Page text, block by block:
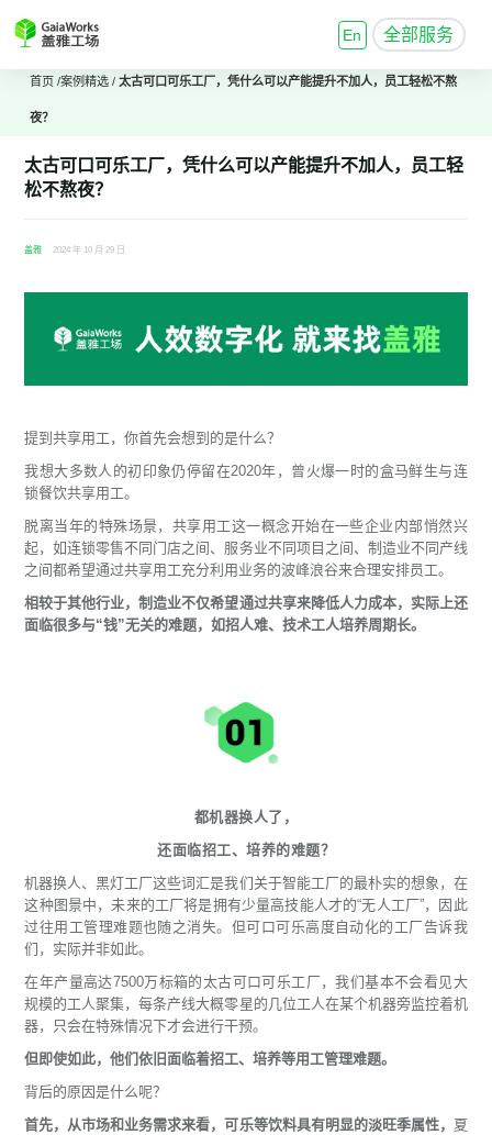
En 全部服务
首页 /案例精选 /太古可口可乐工厂，凭什么可以产能提升不加人，员工轻松不熬
夜？
太古可口可乐工厂，凭什么可以产能提升不加人，员工轻
松不熬夜？
盖雅 2024 年 10 月 29 日
提到共享用工，你首先会想到的是什么？
我想大多数人的初印象仍停留在2020年，曾火爆一时的盒马鲜生与连
锁餐饮共享用工。
脱离当年的特殊场景，共享用工这一概念开始在一些企业内部悄然兴
起，如连锁零售不同门店之间、服务业不同项目之间、制造业不同产线
之间都希望通过共享用工充分利用业务的波峰浪谷来合理安排员工。
相较于其他行业，制造业不仅希望通过共享来降低人力成本，实际上还
面临很多与“钱”无关的难题，如招人难、技术工人培养周期长。
都机器换人了，
还面临招工、培养的难题？
机器换人、黑灯工厂这些词汇是我们关于智能工厂的最朴实的想象，在
这种图景中，未来的工厂将是拥有少量高技能人才的“无人工厂”，因此
过往用工管理难题也随之消失。但可口可乐高度自动化的工厂告诉我
们，实际并非如此。
在年产量高达7500万标箱的太古可口可乐工厂，我们基本不会看见大
规模的工人聚集，每条产线大概零星的几位工人在某个机器旁监控着机
器，只会在特殊情况下才会进行干预。
但即使如此，他们依旧面临着招工、培养等用工管理难题。
背后的原因是什么呢？
首先，从市场和业务需求来看，可乐等饮料具有明显的淡旺季属性， 夏